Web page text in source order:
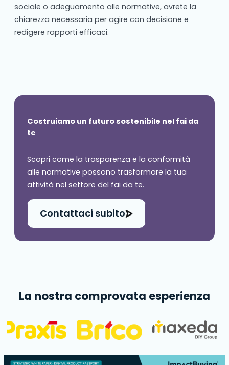
sociale o adeguamento alle normative, avrete la
chiarezza necessaria per agire con decisione e
redigere rapporti efficaci.
Costruiamo un futuro sostenibile nel fai da
te
Scopri come la trasparenza e la conformità
alle normative possono trasformare la tua
attività nel settore del fai da te.
Contattaci subito
La nostra comprovata esperienza